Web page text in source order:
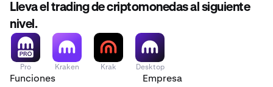
Lleva el trading de criptomonedas al siguiente
nivel.
Pro Kraken Krak Desktop
Funciones Empresa